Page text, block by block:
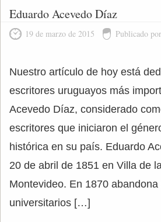
Eduardo Acevedo Díaz
19 de marzo de 2015 Publicado
Nuestro artículo de hoy está
escritores uruguayos más
Acevedo Díaz, considerado
escritores que iniciaron el
histórica en su país. Eduardo
20 de abril de 1851 en Villa de
Montevideo. En 1870
universitarios […]